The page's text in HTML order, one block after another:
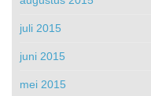
juli 2015
juni 2015
mei 2015